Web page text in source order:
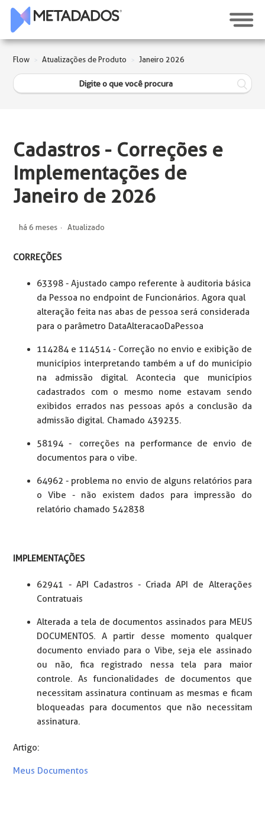
Flow Atualizações de Produto Janeiro 2026
Cadastros - Correções e
Implementações de
Janeiro de 2026
há 6 meses Atualizado
CORREÇÕES
63398 - Ajustado campo referente à auditoria básica
da Pessoa no endpoint de Funcionários. Agora qual
alteração feita nas abas de pessoa será considerada
para o parâmetro DataAlteracaoDaPessoa
114284 e 114514 - Correção no envio e exibição de
municípios interpretando também a uf do município
na admissão digital. Acontecia que municípios
cadastrados com o mesmo nome estavam sendo
exibidos errados nas pessoas após a conclusão da
admissão digital. Chamado 439235.
58194 - correções na performance de envio de
documentos para o vibe.
64962 - problema no envio de alguns relatórios para
o Vibe - não existem dados para impressão do
relatório chamado 542838
IMPLEMENTAÇÕES
62941 - API Cadastros - Criada API de Alterações
Contratuais
Alterada a tela de documentos assinados para MEUS
DOCUMENTOS. A partir desse momento qualquer
documento enviado para o Vibe, seja ele assinado
ou não, fica registrado nessa tela para maior
controle. As funcionalidades de documentos que
necessitam assinatura continuam as mesmas e ficam
bloqueadas para documentos que não necessitam
assinatura.
Artigo:
Meus Documentos